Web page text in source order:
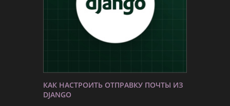
КАК НАСТРОИТЬ ОТПРАВКУ ПОЧТЫ ИЗ
DJANGO